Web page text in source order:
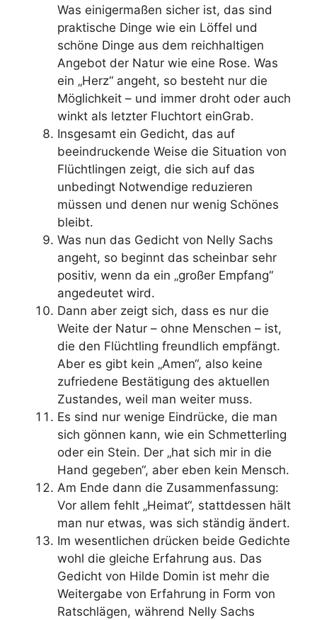
Was einigermaßen sicher ist, das sind
praktische Dinge wie ein Löffel und
schöne Dinge aus dem reichhaltigen
Angebot der Natur wie eine Rose. Was
ein „Herz“ angeht, so besteht nur die
Möglichkeit – und immer droht oder auch
winkt als letzter Fluchtort einGrab.
Insgesamt ein Gedicht, das auf
beeindruckende Weise die Situation von
Flüchtlingen zeigt, die sich auf das
unbedingt Notwendige reduzieren
müssen und denen nur wenig Schönes
bleibt.
Was nun das Gedicht von Nelly Sachs
angeht, so beginnt das scheinbar sehr
positiv, wenn da ein „großer Empfang“
angedeutet wird.
Dann aber zeigt sich, dass es nur die
Weite der Natur – ohne Menschen – ist,
die den Flüchtling freundlich empfängt.
Aber es gibt kein „Amen“, also keine
zufriedene Bestätigung des aktuellen
Zustandes, weil man weiter muss.
Es sind nur wenige Eindrücke, die man
sich gönnen kann, wie ein Schmetterling
oder ein Stein. Der „hat sich mir in die
Hand gegeben“, aber eben kein Mensch.
Am Ende dann die Zusammenfassung:
Vor allem fehlt „Heimat“, stattdessen hält
man nur etwas, was sich ständig ändert.
Im wesentlichen drücken beide Gedichte
wohl die gleiche Erfahrung aus. Das
Gedicht von Hilde Domin ist mehr die
Weitergabe von Erfahrung in Form von
Ratschlägen, während Nelly Sachs